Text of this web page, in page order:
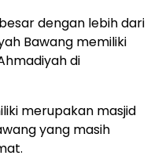
dengan lebih dari
Bawang memiliki
di
merupakan masjid
yang masih